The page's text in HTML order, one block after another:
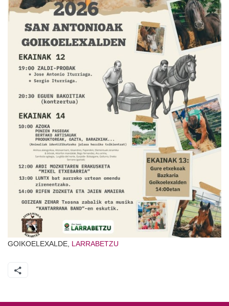
GOIKOELEXALDE, LARRABETZU